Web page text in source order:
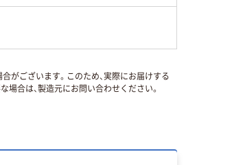
がございます。このため、実際にお届けする
合は、製造元にお問い合わせください。